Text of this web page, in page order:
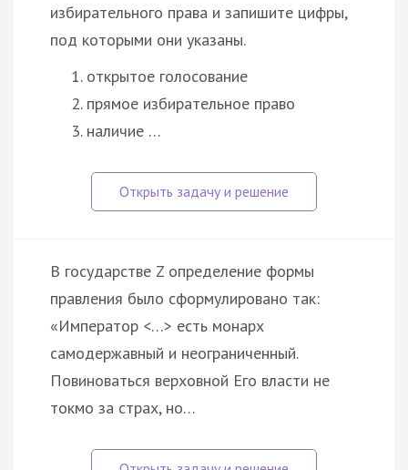
избирательного права и запишите цифры,
под которыми они указаны.
открытое голосование
прямое избирательное право
наличие …
В государстве Z определение формы
правления было сформулировано так:
«Император <…> есть монарх
самодержавный и неограниченный.
Повиноваться верховной Его власти не
токмо за страх, но…